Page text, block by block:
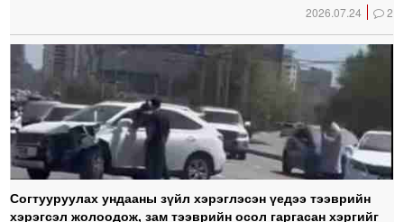
2026.07.24 2
Согтууруулах ундааны зүйл хэрэглэсэн үедээ тээврийн
хэрэгсэл жолоодож, зам тээврийн осол гаргасан хэргийг